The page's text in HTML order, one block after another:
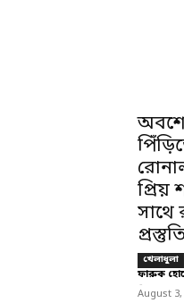
প্রিয়
সাথে
খেলাধুলা
ফারুক
-
August 3,